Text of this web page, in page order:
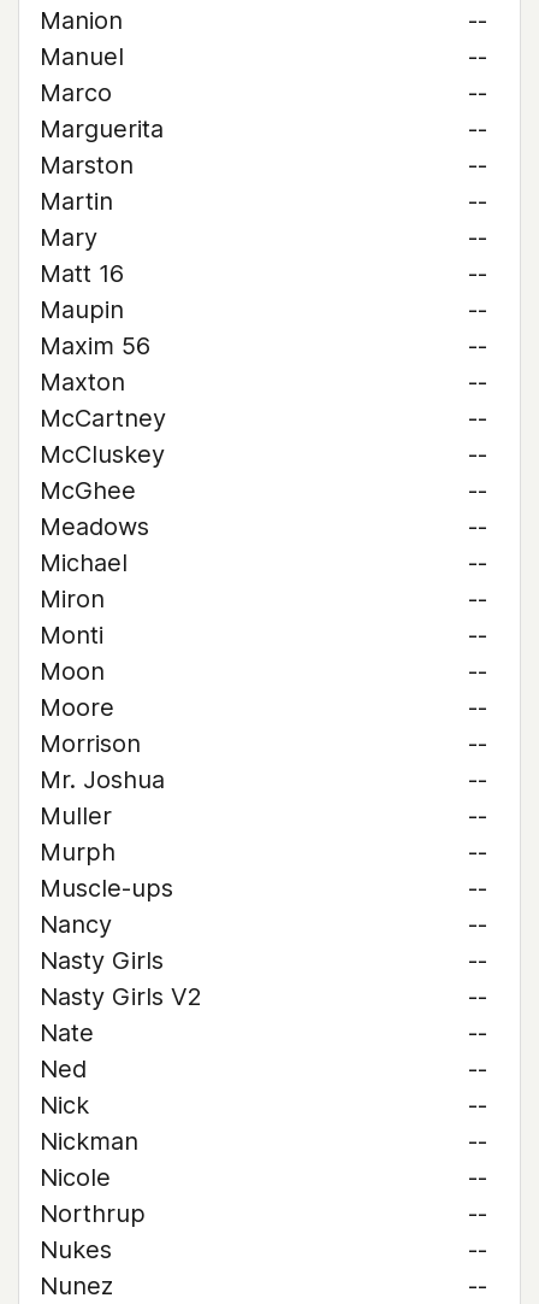
Manion
--
Manuel
--
Marco
--
Marguerita
--
Marston
--
Martin
--
Mary
--
Matt 16
--
Maupin
--
Maxim 56
--
Maxton
--
McCartney
--
McCluskey
--
McGhee
--
Meadows
--
Michael
--
Miron
--
Monti
--
Moon
--
Moore
--
Morrison
--
Mr. Joshua
--
Muller
--
Murph
--
Muscle-ups
--
Nancy
--
Nasty Girls
--
Nasty Girls V2
--
Nate
--
Ned
--
Nick
--
Nickman
--
Nicole
--
Northrup
--
Nukes
--
Nunez
--